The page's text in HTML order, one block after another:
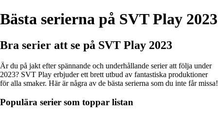
Bästa serierna på SVT Play 2023
Bra serier att se på SVT Play 2023
Är du på jakt efter spännande och underhållande serier att följa under
2023? SVT Play erbjuder ett brett utbud av fantastiska produktioner
för alla smaker. Här är några av de bästa serierna som du inte får missa!
Populära serier som toppar listan